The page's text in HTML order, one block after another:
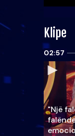
Klipe
02:57
"Një